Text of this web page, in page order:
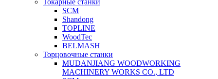
Токарные станки
SCM
Shandong
TOPLINE
WoodTec
BELMASH
Торцовочные станки
MUDANJIANG WOODWORKING
MACHINERY WORKS CO., LTD